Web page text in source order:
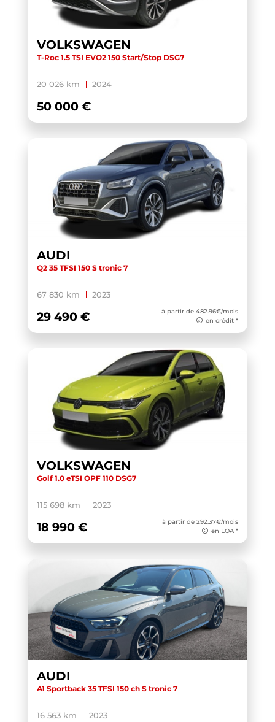
TOURAN
TOURAN BUSINESS (1)
TRANSIT CUSTOM CABINE APPROFONDIE
TRANSIT CUSTOM FOURGON
V60 BUSINESS (1)
WRANGLER (1)
X-TRAIL (1)
X1 F48 LCI (1)
X1 U11 (1)
YARIS HYBRIDE MY22
VOLKSWAGEN
T-Roc 1.5 TSI EVO2 150 Start/Stop DSG7
20 026 km 2024
50 000 €
AUDI
Q2 35 TFSI 150 S tronic 7
67 830 km 2023
29 490 €
à partir de 482.96€/mois
en crédit *
VOLKSWAGEN
Golf 1.0 eTSI OPF 110 DSG7
115 698 km 2023
18 990 €
à partir de 292.37€/mois
en LOA *
AUDI
A1 Sportback 35 TFSI 150 ch S tronic 7
16 563 km 2023